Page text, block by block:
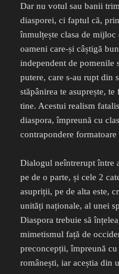
Dar nu votul sau banii
diasporei, ci faptul că,
înmulțește clasa de
oameni care-și câștigă
independent de pomenile
putere, care s-au rupt din
stăpânirea te asuprește,
tine. Acestui realism
diaspora, împreună cu
contrapondere
Dialogul neîntrerupt între
pe de o parte, și cele 2
asupriții, pe de alta este,
unități naționale, al unei
Diaspora trebuie să
mimetismul față de
preconcepții, împreună
românești, iar aceștia din